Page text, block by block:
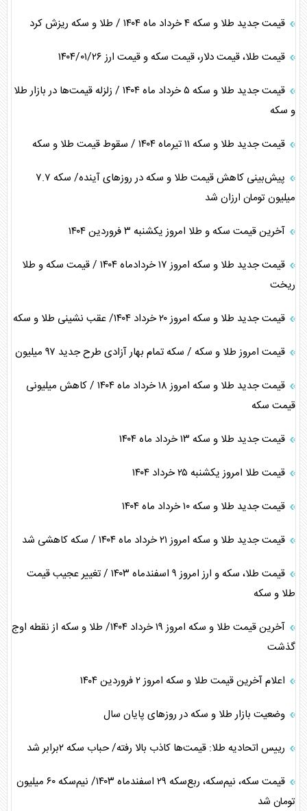
قیمت جدید طلا و سکه ۴ خرداد ماه ۱۴۰۴ / طلا و سکه ریزش کرد
قیمت طلا، قیمت دلار، قیمت سکه و قیمت ارز ۱۴۰۴/۰۱/۲۶
قیمت جدید طلا و سکه ۵ خرداد ماه ۱۴۰۴ / زلزله قیمت‌ها در بازار طلا
و سکه
قیمت جدید طلا و سکه ۱۱ تیرماه ۱۴۰۴ / سقوط قیمت طلا و سکه
پیش‌بینی کاهش قیمت طلا و سکه در روز‌های آینده/ سکه ۷.۷
میلیون تومان ارزان شد
آخرین قیمت سکه و طلا امروز یکشنبه ۳ فروردین ۱۴۰۴
قیمت جدید طلا و سکه امروز ۱۷ خردادماه ۱۴۰۴ / قیمت سکه و طلا
ریخت
قیمت جدید طلا و سکه امروز ۲۰ خرداد ۱۴۰۴/ عقب نشینی طلا و سکه
قیمت امروز طلا و سکه / سکه تمام بهار آزادی طرح جدید ۹۷ میلیون
قیمت جدید طلا و سکه امروز ۱۸ خرداد ماه ۱۴۰۴ / کاهش میلیونی
قیمت سکه
قیمت جدید طلا و سکه ۱۳ خرداد ماه ۱۴۰۴
قیمت طلا امروز یکشنبه ۲۵ خرداد ۱۴۰۴
قیمت جدید طلا و سکه ۱۰ خرداد ماه ۱۴۰۴
قیمت جدید طلا و سکه امروز ۲۱ خرداد ماه ۱۴۰۴ / سکه کاهشی شد
قیمت طلا، سکه و ارز امروز ۹ اسفندماه ۱۴۰۳ / تغییر عجیب قیمت
طلا و سکه
آخرین قیمت طلا و سکه امروز ۱۹ خرداد ۱۴۰۴/ طلا و سکه از نقطه اوج
گذشت
اعلام آخرین قیمت طلا و سکه امروز ٢ فروردین ١۴٠۴
وضعیت بازار طلا و سکه در روز‌های پایان سال
رییس اتحادیه طلا: قیمت‌ها کاذب بالا رفته/ حباب سکه ۲برابر شد
قیمت سکه، نیم‌سکه، ربع‌سکه ۲۹ اسفندماه ۱۴۰۳/ نیم‌سکه ۶۰ میلیون
تومان شد